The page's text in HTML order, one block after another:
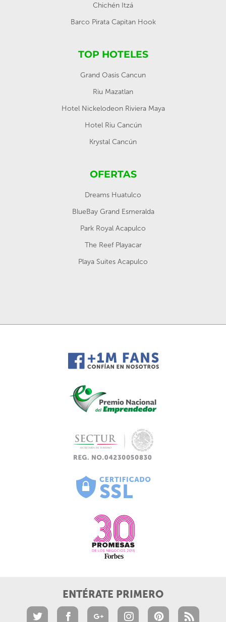
Chichén Itzá
Barco Pirata Capitan Hook
TOP HOTELES
Grand Oasis Cancun
Riu Mazatlan
Hotel Nickelodeon Riviera Maya
Hotel Riu Cancún
Krystal Cancún
OFERTAS
Dreams Huatulco
BlueBay Grand Esmeralda
Park Royal Acapulco
The Reef Playacar
Playa Suites Acapulco
ENTÉRATE PRIMERO